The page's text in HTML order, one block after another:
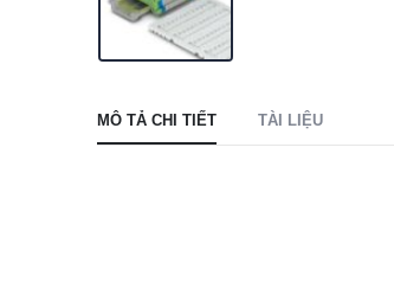
MÔ TẢ CHI TIẾT TÀI LIỆU